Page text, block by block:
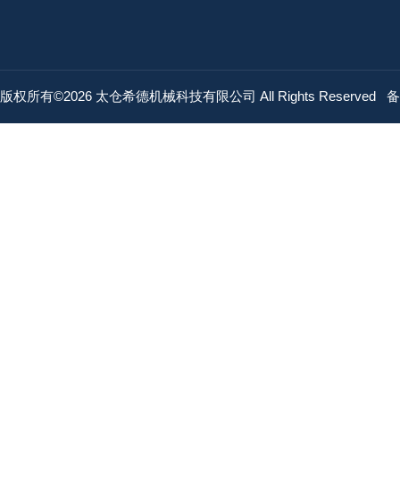
版权所有©2026 太仓希德机械科技有限公司 All Rights Reserved